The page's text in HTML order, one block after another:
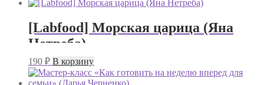
[Labfood] Морская царица (Яна
Нетреба)
190 ₽ В корзину